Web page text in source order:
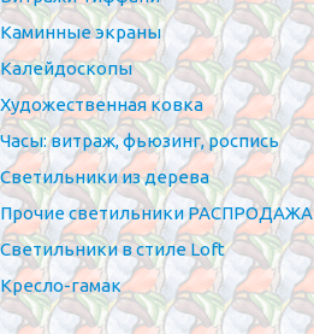
Каминные экраны
Калейдоскопы
Художественная ковка
Часы: витраж, фьюзинг, роспись
Светильники из дерева
Прочие светильники РАСПРОДАЖА
Светильники в стиле Loft
Кресло-гамак